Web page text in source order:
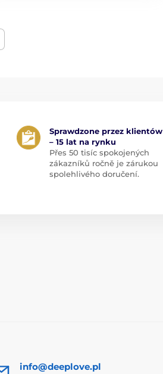
Sprawdzone przez klientów
– 15 lat na rynku
Přes 50 tisíc spokojených
zákazníků ročně je zárukou
spolehlivého doručení.
info@deeplove.pl